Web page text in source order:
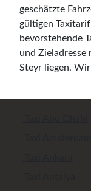
geschätzte
gültigen
bevorstehende
und Zieladresse
Steyr liegen.